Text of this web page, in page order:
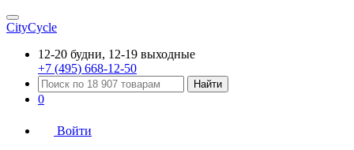
CityCycle
12-20 будни, 12-19 выходные
+7 (495) 668-12-50
Найти
0
Войти